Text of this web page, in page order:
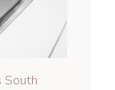
South